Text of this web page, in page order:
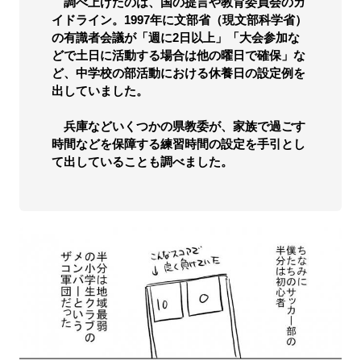
イドライン。1997年に文部省（現文部科学省）
の有識者会議が「週に2日以上」「大会参加な
どで土日に活動する場合は他の曜日で確保」な
ど、中学校の部活動における休養日の設定例を
出していました。
兵庫などいくつかの県教委が、家族で過ごす
時間などを保障する練習時間の設定を手引とし
て出していることも調べました。